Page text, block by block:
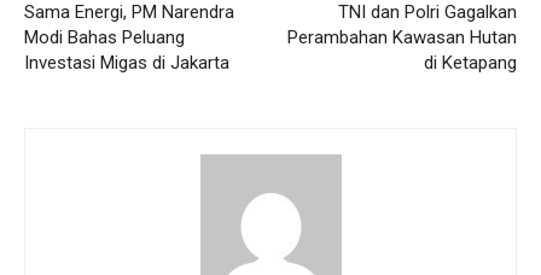
Sama Energi, PM Narendra
Modi Bahas Peluang
Investasi Migas di Jakarta
TNI dan Polri Gagalkan
Perambahan Kawasan Hutan
di Ketapang